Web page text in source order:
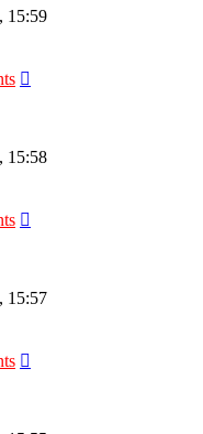
15:59
15:58
15:57